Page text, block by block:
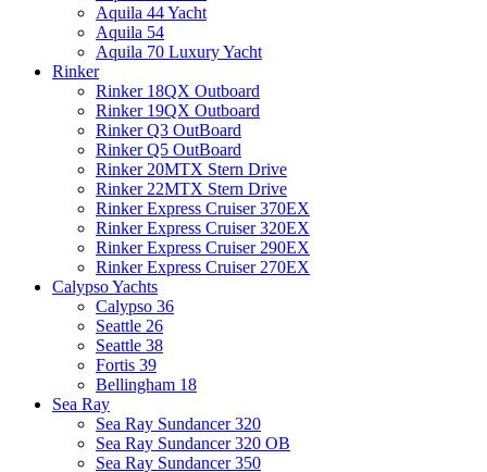
Aquila 44 Yacht
Aquila 54
Aquila 70 Luxury Yacht
Rinker
Rinker 18QX Outboard
Rinker 19QX Outboard
Rinker Q3 OutBoard
Rinker Q5 OutBoard
Rinker 20MTX Stern Drive
Rinker 22MTX Stern Drive
Rinker Express Cruiser 370EX
Rinker Express Cruiser 320EX
Rinker Express Cruiser 290EX
Rinker Express Cruiser 270EX
Calypso Yachts
Calypso 36
Seattle 26
Seattle 38
Fortis 39
Bellingham 18
Sea Ray
Sea Ray Sundancer 320
Sea Ray Sundancer 320 OB
Sea Ray Sundancer 350